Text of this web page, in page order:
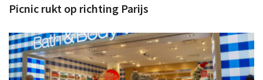
Picnic rukt op richting Parijs